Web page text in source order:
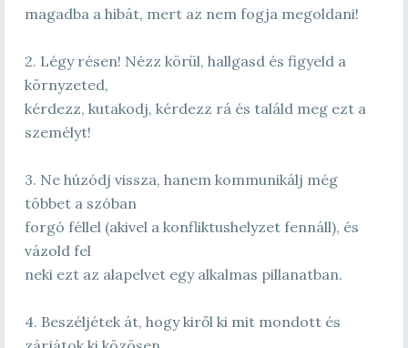
magadba a hibát, mert az nem fogja megoldani!
2. Légy résen! Nézz körül, hallgasd és figyeld a
környzeted,
kérdezz, kutakodj, kérdezz rá és találd meg ezt a
személyt!
3. Ne húzódj vissza, hanem kommunikálj még
többet a szóban
forgó féllel (akivel a konfliktushelyzet fennáll), és
vázold fel
neki ezt az alapelvet egy alkalmas pillanatban.
4. Beszéljétek át, hogy kiről ki mit mondott és